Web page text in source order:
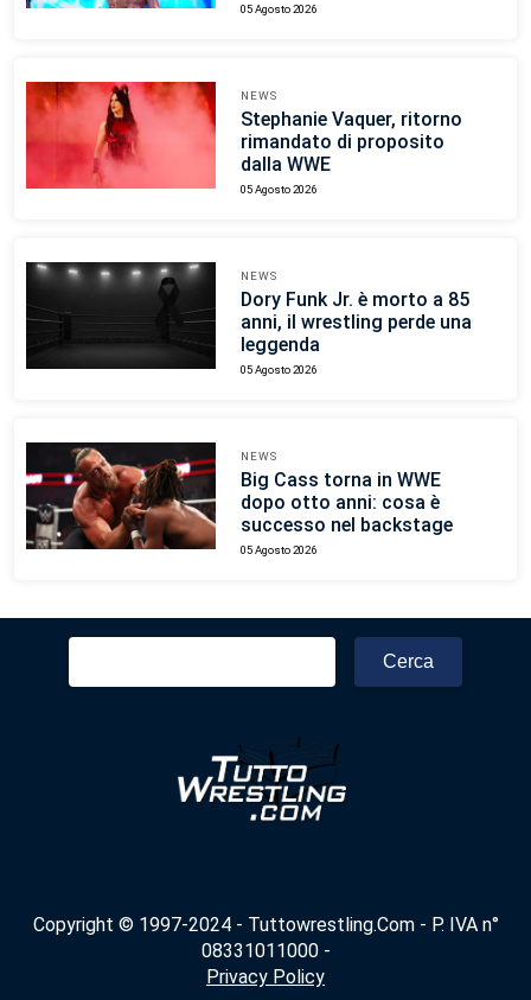
05 Agosto 2026
NEWS
Stephanie Vaquer, ritorno
rimandato di proposito
dalla WWE
05 Agosto 2026
NEWS
Dory Funk Jr. è morto a 85
anni, il wrestling perde una
leggenda
05 Agosto 2026
NEWS
Big Cass torna in WWE
dopo otto anni: cosa è
successo nel backstage
05 Agosto 2026
Ricerca
Copyright © 1997-2024 - Tuttowrestling.Com - P. IVA n°
08331011000 -
Privacy Policy